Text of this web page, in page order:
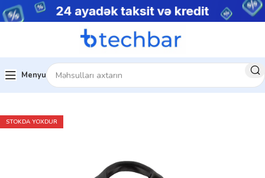
Menyu
Kompüter aksesuarları Noutbuk Çantaları
STOKDA YOXDUR